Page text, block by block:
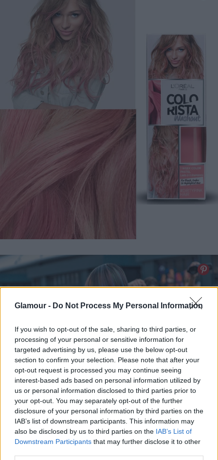
Glamour - Do Not Process My Personal Information
If you wish to opt-out of the sale, sharing to third parties, or
processing of your personal or sensitive information for
targeted advertising by us, please use the below opt-out
section to confirm your selection. Please note that after your
opt-out request is processed you may continue seeing
interest-based ads based on personal information utilized by
us or personal information disclosed to third parties prior to
your opt-out. You may separately opt-out of the further
disclosure of your personal information by third parties on the
IAB’s list of downstream participants. This information may
also be disclosed by us to third parties on the IAB’s List of
Downstream Participants that may further disclose it to other
A modellek imádják a Coloristát! Ugyan miért is ne
vállalhatnál be te is egy ragyogó rózsaszín vagy kék
árnyalatot tavasszal? A Wash Out színezők 2–15
hajmosásig maradnak a hajadban. Szerezd be a